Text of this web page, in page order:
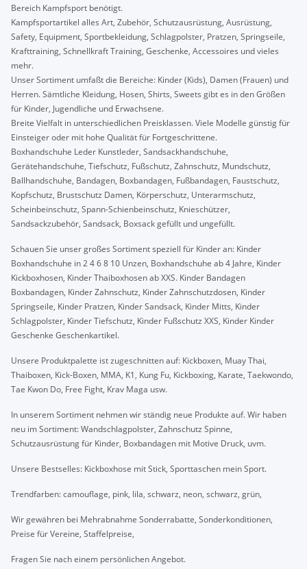
Bereich Kampfsport benötigt.
Kampfsportartikel alles Art, Zubehör, Schutzausrüstung, Ausrüstung,
Safety, Equipment, Sportbekleidung, Schlagpolster, Pratzen, Springseile,
Krafttraining, Schnellkraft Training, Geschenke, Accessoires und vieles
mehr.
Unser Sortiment umfaßt die Bereiche: Kinder (Kids), Damen (Frauen) und
Herren. Sämtliche Kleidung, Hosen, Shirts, Sweets gibt es in den Größen
für Kinder, Jugendliche und Erwachsene.
Breite Vielfalt in unterschiedlichen Preisklassen. Viele Modelle günstig für
Einsteiger oder mit hohe Qualität für Fortgeschrittene.
Boxhandschuhe Leder Kunstleder, Sandsackhandschuhe,
Gerätehandschuhe, Tiefschutz, Fußschutz, Zahnschutz, Mundschutz,
Ballhandschuhe, Bandagen, Boxbandagen, Fußbandagen, Faustschutz,
Kopfschutz, Brustschutz Damen, Körperschutz, Unterarmschutz,
Scheinbeinschutz, Spann-Schienbeinschutz, Knieschützer,
Sandsackzubehör, Sandsack, Boxsack gefüllt und ungefüllt.
Schauen Sie unser großes Sortiment speziell für Kinder an: Kinder
Boxhandschuhe in 2 4 6 8 10 Unzen, Boxhandschuhe ab 4 Jahre, Kinder
Kickboxhosen, Kinder Thaiboxhosen ab XXS. Kinder Bandagen
Boxbandagen, Kinder Zahnschutz, Kinder Zahnschutzdosen, Kinder
Springseile, Kinder Pratzen, Kinder Sandsack, Kinder Mitts, Kinder
Schlagpolster, Kinder Tiefschutz, Kinder Fußschutz XXS, Kinder Kinder
Geschenke Geschenkartikel.
Unsere Produktpalette ist zugeschnitten auf: Kickboxen, Muay Thai,
Thaiboxen, Kick-Boxen, MMA, K1, Kung Fu, Kickboxing, Karate, Taekwondo,
Tae Kwon Do, Free Fight, Krav Maga usw.
In unserem Sortiment nehmen wir ständig neue Produkte auf. Wir haben
neu im Sortiment: Wandschlagpolster, Zahnschutz Spinne,
Schutzausrüstung für Kinder, Boxbandagen mit Motive Druck, uvm.
Unsere Bestselles: Kickboxhose mit Stick, Sporttaschen mein Sport.
Trendfarben: camouflage, pink, lila, schwarz, neon, schwarz, grün,
Wir gewähren bei Mehrabnahme Sonderrabatte, Sonderkonditionen,
Preise für Vereine, Staffelpreise,
Fragen Sie nach einem persönlichen Angebot.